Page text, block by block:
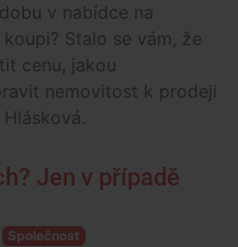
v nabídce na
Stalo se vám, že
cenu, jakou
nemovitost k prodeji
Jen v případě
Společnost